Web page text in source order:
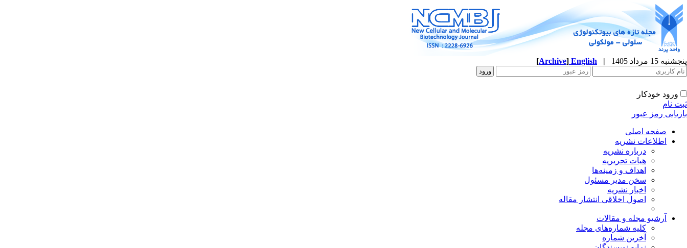
پنجشنبه 15 مرداد 1405 |
English
[Archive]
ورود خودکار
ثبت نام
بازیابی رمز عبور
صفحه اصلی
اطلاعات نشریه
درباره نشریه
هیات تحریریه
اهداف و زمینه‌ها
سخن مدیر مسئول
اخبار نشریه
اصول اخلاقی انتشار مقاله
آرشیو مجله و مقالات
کلیه شماره‌های مجله
آخرین شماره